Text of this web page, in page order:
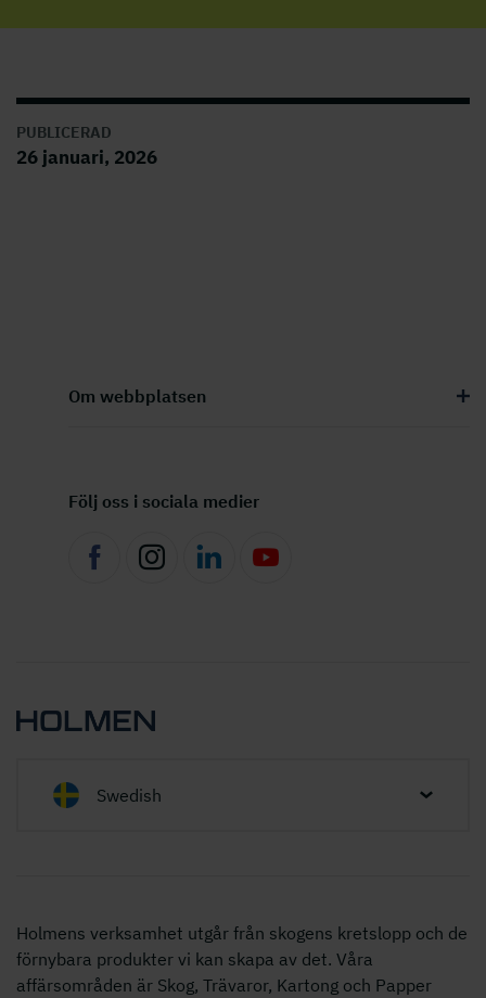
PUBLICERAD
26 januari, 2026
Om webbplatsen
Följ oss i sociala medier
Swedish
Holmens verksamhet utgår från skogens kretslopp och de
förnybara produkter vi kan skapa av det. Våra
affärsområden är Skog, Trävaror, Kartong och Papper